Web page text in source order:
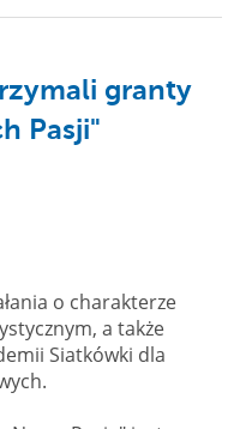
granty
Pasji"
o charakterze
a także
Siatkówki dla